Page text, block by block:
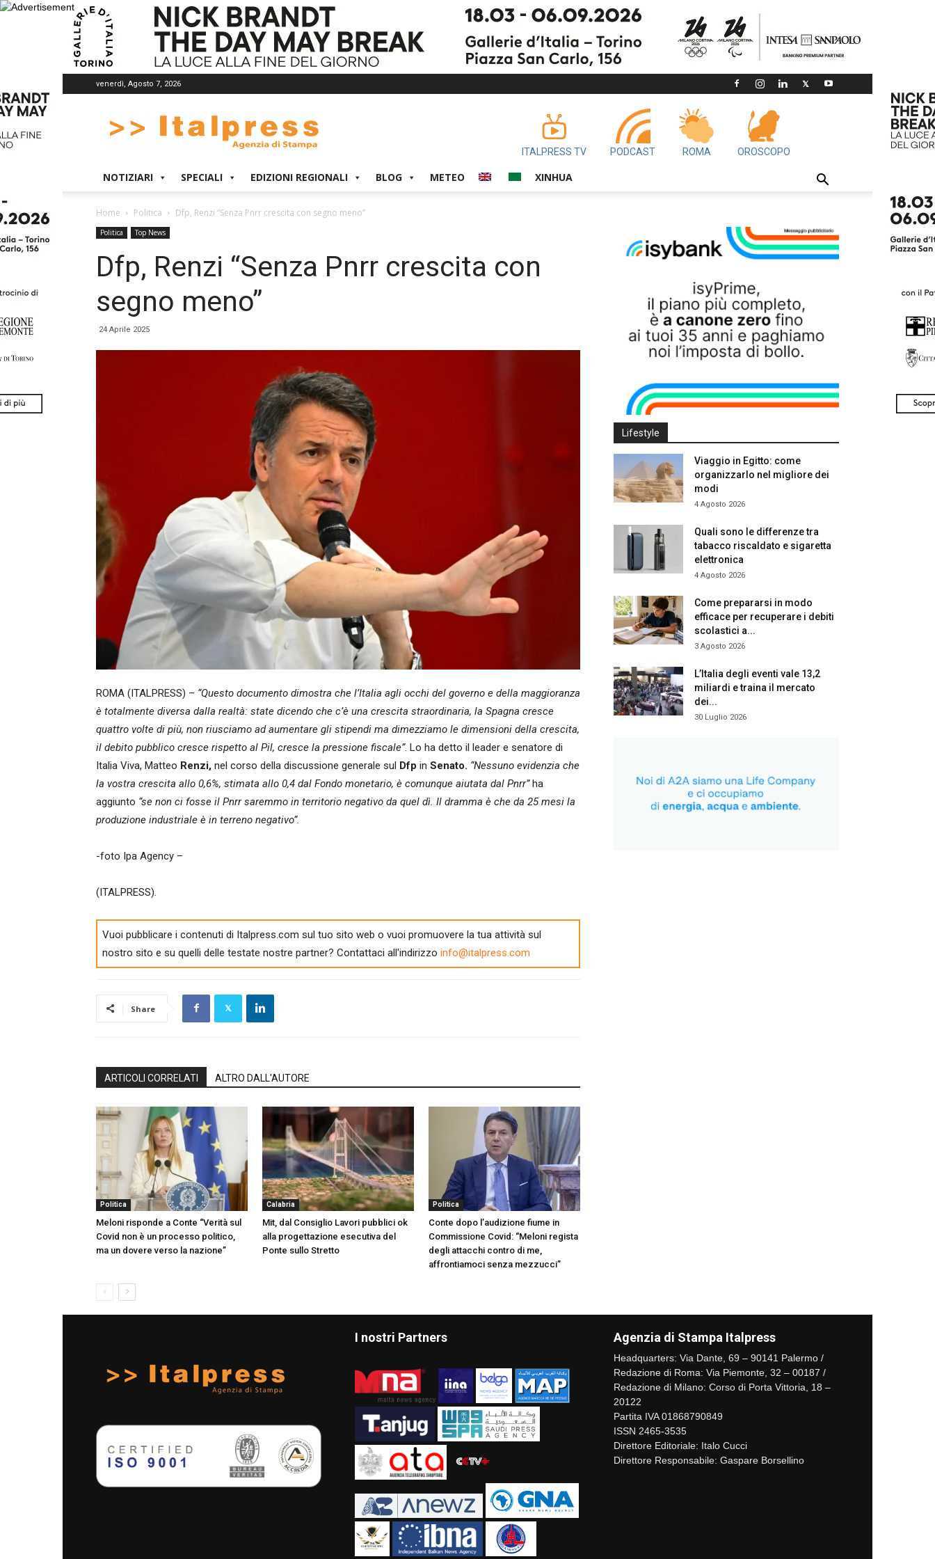
venerdì, Agosto 7, 2026
ITALPRESS TV PODCAST ROMA OROSCOPO
NOTIZIARI SPECIALI EDIZIONI REGIONALI BLOG METEO XINHUA
Home Politica Dfp, Renzi “Senza Pnrr crescita con segno meno”
Politica Top News
Dfp, Renzi “Senza Pnrr crescita con
segno meno”
24 Aprile 2025
ROMA (ITALPRESS) – “Questo documento dimostra che l’Italia agli occhi del governo e della maggioranza
è totalmente diversa dalla realtà: state dicendo che c’è una crescita straordinaria, la Spagna cresce
quattro volte di più, non riusciamo ad aumentare gli stipendi ma dimezziamo le dimensioni della crescita,
il debito pubblico cresce rispetto al Pil, cresce la pressione fiscale”. Lo ha detto il leader e senatore di
Italia Viva, Matteo Renzi, nel corso della discussione generale sul Dfp in Senato. “Nessuno evidenzia che
la vostra crescita allo 0,6%, stimata allo 0,4 dal Fondo monetario, è comunque aiutata dal Pnrr”ha
aggiunto “se non ci fosse il Pnrr saremmo in territorio negativo da quel dì. Il dramma è che da 25 mesi la
produzione industriale è in terreno negativo”.
-foto Ipa Agency –
(ITALPRESS).
Vuoi pubblicare i contenuti di Italpress.com sul tuo sito web o vuoi promuovere la tua attività sul
nostro sito e su quelli delle testate nostre partner? Contattaci all'indirizzo info@italpress.com
Share
ARTICOLI CORRELATI ALTRO DALL'AUTORE
Politica
Meloni risponde a Conte “Verità sul
Covid non è un processo politico,
ma un dovere verso la nazione”
Calabria
Mit, dal Consiglio Lavori pubblici ok
alla progettazione esecutiva del
Ponte sullo Stretto
Politica
Conte dopo l’audizione fiume in
Commissione Covid: “Meloni regista
degli attacchi contro di me,
affrontiamoci senza mezzucci”
Lifestyle
Viaggio in Egitto: come
organizzarlo nel migliore dei
modi
4 Agosto 2026
Quali sono le differenze tra
tabacco riscaldato e sigaretta
elettronica
4 Agosto 2026
Come prepararsi in modo
efficace per recuperare i debiti
scolastici a...
3 Agosto 2026
L’Italia degli eventi vale 13,2
miliardi e traina il mercato
dei...
30 Luglio 2026
I nostri Partners Agenzia di Stampa Italpress
Headquarters: Via Dante, 69 – 90141 Palermo /
Redazione di Roma: Via Piemonte, 32 – 00187 /
Redazione di Milano: Corso di Porta Vittoria, 18 –
20122
Partita IVA 01868790849
ISSN 2465-3535
Direttore Editoriale: Italo Cucci
Direttore Responsabile: Gaspare Borsellino